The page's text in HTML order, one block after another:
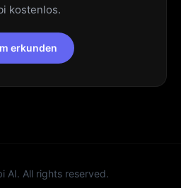
kostenlos.
erkunden
AI. All rights reserved.